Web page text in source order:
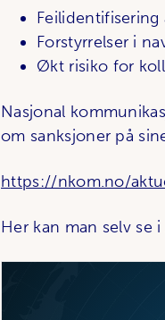
Forstyrrelser i
Økt risiko for
Nasjonal
om sanksjoner på
https://nkom.no/
Her kan man selv se